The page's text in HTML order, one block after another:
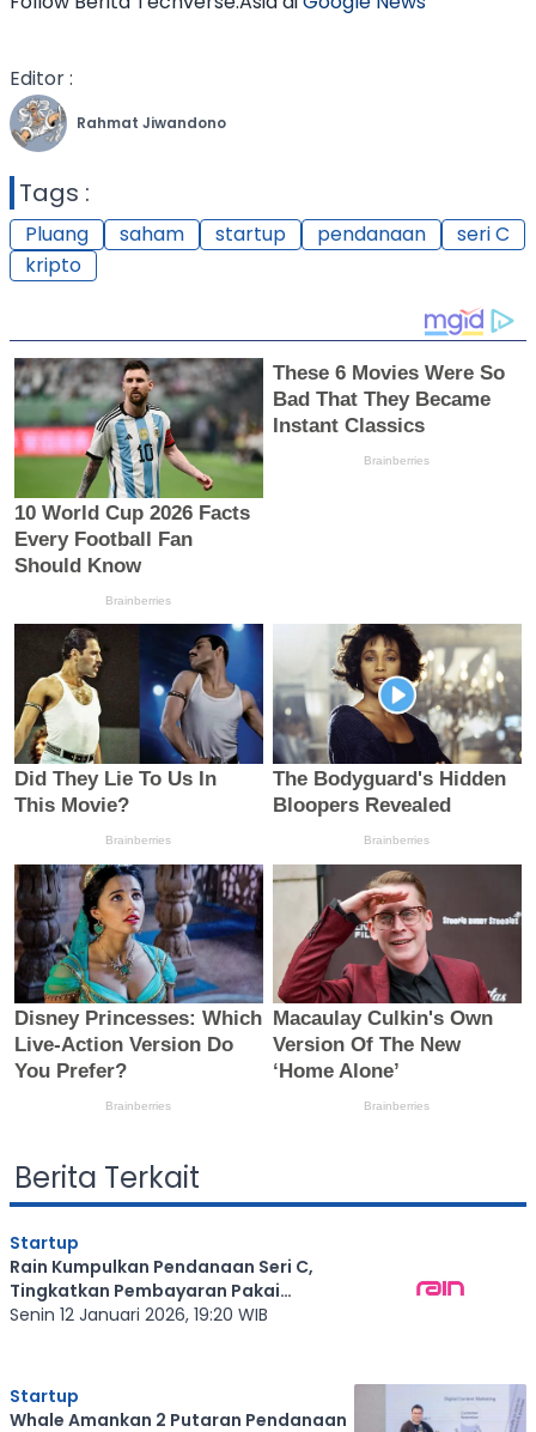
Editor :
Rahmat Jiwandono
Tags :
Pluang saham startup pendanaan
seri C
kripto
Berita Terkait
Startup
Rain Kumpulkan Pendanaan Seri C,
Tingkatkan Pembayaran Pakai
Stablecoin
Senin 12 Januari 2026, 19:20 WIB
Startup
Whale Amankan 2 Putaran Pendanaan